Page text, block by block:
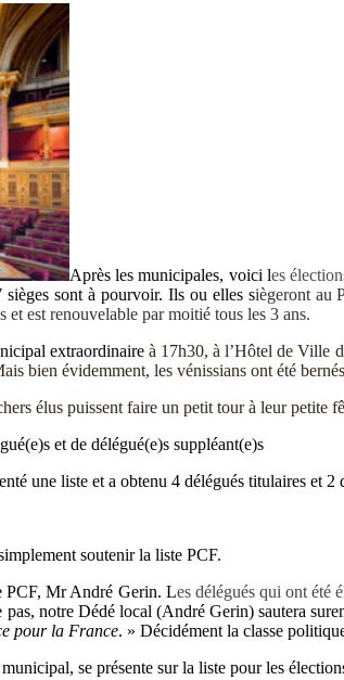
Après les municipales, voici les
sont à pourvoir. Ils ou elles siègeront au
et est renouvelable par moitié tous les 3 ans.
extraordinaireà 17h30, à l’Hôtel de Ville
bien évidemment, les vénissians ont été
élus puissent faire un petit tour à leur
et de délégué(e)s suppléant(e)s
une liste et a obtenu 4 délégués titulaires et 2
soutenir la liste PCF.
PCF, Mr André Gerin. Les délégués qui ont été
notre Dédé local (André Gerin) sautera
pour la France. » Décidément la classe
se présente sur la liste pour les